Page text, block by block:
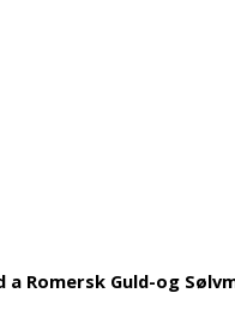
a Romersk Guld-og